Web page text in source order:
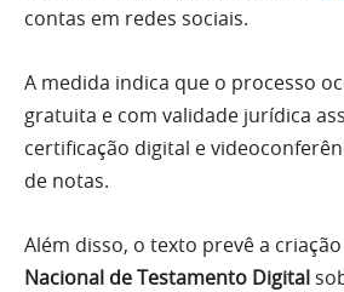
contas em redes sociais.
A medida indica que o processo
gratuita e com validade jurídica
certificação digital e
de notas.
Além disso, o texto prevê a
Nacional de Testamento Digital